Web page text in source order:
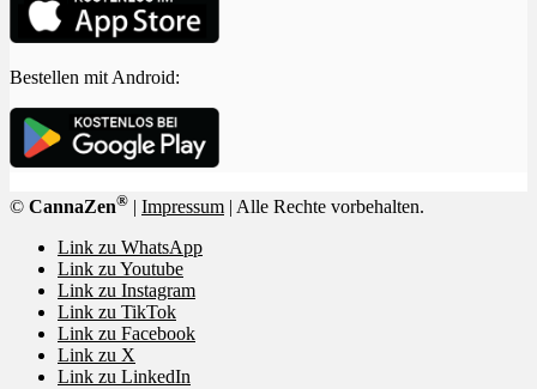
Bestellen mit Android:
© CannaZen® | Impressum | Alle Rechte vorbehalten.
Link zu WhatsApp
Link zu Youtube
Link zu Instagram
Link zu TikTok
Link zu Facebook
Link zu X
Link zu LinkedIn